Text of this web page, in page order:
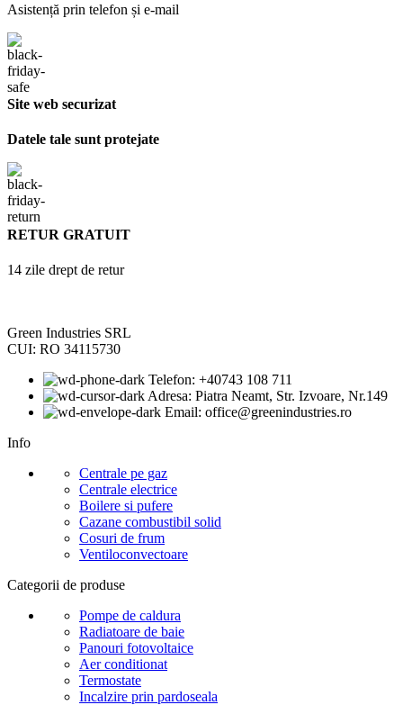
Asistență prin telefon și e-mail
Site web securizat
Datele tale sunt protejate
RETUR GRATUIT
14 zile drept de retur
Green Industries SRL
CUI: RO 34115730
Telefon: +40743 108 711
Adresa: Piatra Neamt, Str. Izvoare, Nr.149
Email: office@greenindustries.ro
Info
Centrale pe gaz
Centrale electrice
Boilere si pufere
Cazane combustibil solid
Cosuri de frum
Ventiloconvectoare
Categorii de produse
Pompe de caldura
Radiatoare de baie
Panouri fotovoltaice
Aer conditionat
Termostate
Incalzire prin pardoseala